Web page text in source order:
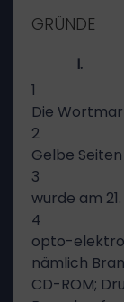
GRÜNDE
I.
1
Die
2
Gelbe Seiten
3
wurde am
4
opto-
nämlich
CD-ROM;